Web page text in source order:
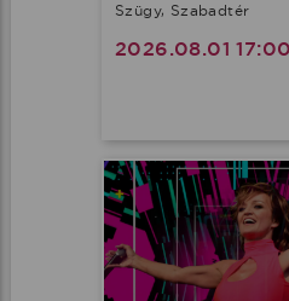
Szügy, Szabadtér
2026.08.01